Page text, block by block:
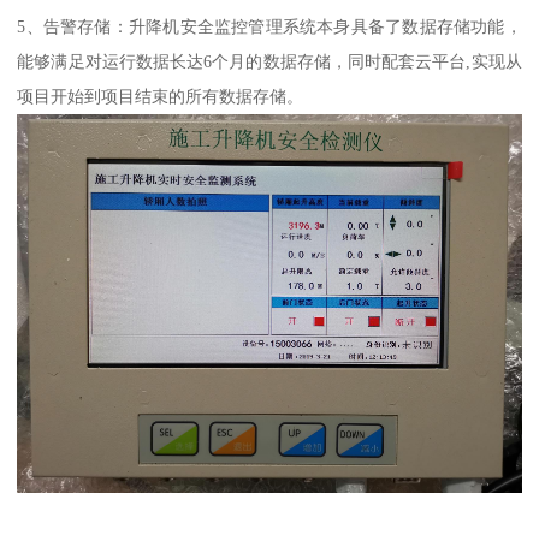
5、告警存储：升降机安全监控管理系统本身具备了数据存储功能，
能够满足对运行数据长达6个月的数据存储，同时配套云平台,实现从
项目开始到项目结束的所有数据存储。